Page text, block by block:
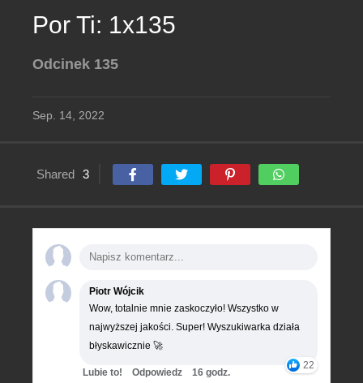
Por Ti: 1x135
Odcinek 135
Sep. 14, 2022
Shared 3
Piotr Wójcik
Wow, totalnie mnie zaskoczyło! Wszystko w
najwyższej jakości. Super! Wyszukiwarka działa
błyskawicznie 🚀
22
Lubie to! Odpowiedz
16 godz.